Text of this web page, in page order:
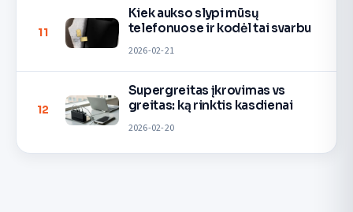
11
Kiek aukso slypi mūsų
telefonuose ir kodėl tai svarbu
2026-02-21
12
Supergreitas įkrovimas vs
greitas: ką rinktis kasdienai
2026-02-20